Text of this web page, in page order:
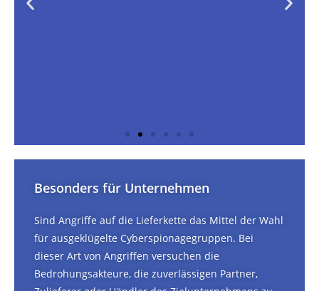
FinFisher
Auch bekannt als FinSpy, ist eine kommerziell erhältliche
entwickelt wurde. Sie wird mit Überwachungsaktivitäten von
Regierungen in Verbindung gebracht und wurde Berichten
zufolge eingesetzt, um Aktivisten und Dissidenten ins Visier
zu nehmen. FinFisher kann Geräte über verschiedene Wege
infizieren, z. B. über bösartige E-Mail-Anhänge und gefälschte
Software-Updates. Sobald er installiert ist, kann er
Besonders für Unternehmen
Sind Angriffe auf die Lieferkette das Mittel der Wahl
für ausgeklügelte Cyberspionagegruppen. Bei
dieser Art von Angriffen versuchen die
Bedrohungsakteure, die zuverlässigen Partner,